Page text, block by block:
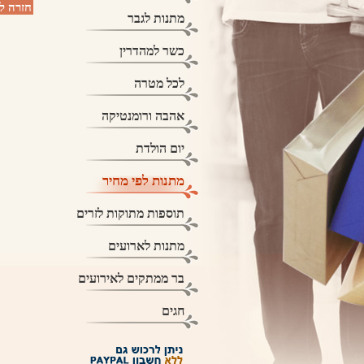
מתנות לגבר
כשר למהדרין
לכל מטרה
אהבה ורומנטיקה
יום הולדת
מתנות לפי מחיר
תוספות מתוקות לזרים
מתנות לארועים
בר ממתקים לאירועים
חגים
חזרה